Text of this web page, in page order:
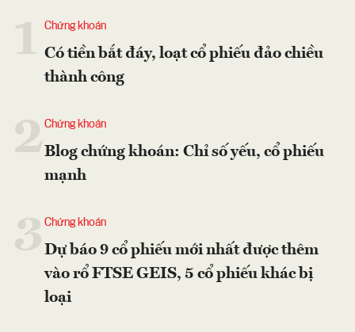
Chứng khoán
Có tiền bắt đáy, loạt cổ phiếu đảo chiều
thành công
2Chứng khoán
Blog chứng khoán: Chỉ số yếu, cổ phiếu
mạnh
Chứng khoán
Dự báo 9 cổ phiếu mới nhất được thêm
vào rổ FTSE GEIS, 5 cổ phiếu khác bị
loại